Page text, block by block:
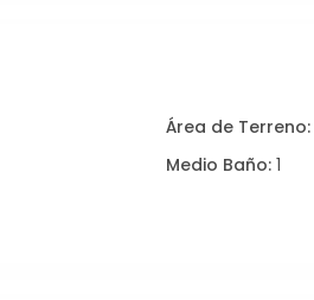
Área de Terreno:
Medio Baño: 1